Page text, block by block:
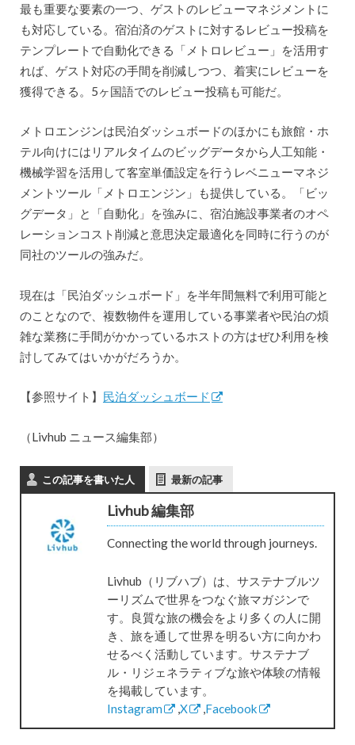
最も重要な要素の一つ、ゲストのレビューマネジメントに
も対応している。宿泊済のゲストに対するレビュー投稿を
テンプレートで自動化できる「メトロレビュー」を活用す
れば、ゲスト対応の手間を削減しつつ、着実にレビューを
獲得できる。5ヶ国語でのレビュー投稿も可能だ。
メトロエンジンは民泊ダッシュボードのほかにも旅館・ホ
テル向けにはリアルタイムのビッグデータから人工知能・
機械学習を活用して客室単価設定を行うレベニューマネジ
メントツール「メトロエンジン」も提供している。「ビッ
グデータ」と「自動化」を強みに、宿泊施設事業者のオペ
レーションコスト削減と意思決定最適化を同時に行うのが
同社のツールの強みだ。
現在は「民泊ダッシュボード」を半年間無料で利用可能と
のことなので、複数物件を運用している事業者や民泊の煩
雑な業務に手間がかかっているホストの方はぜひ利用を検
討してみてはいかがだろうか。
【参照サイト】 民泊ダッシュボード
（Livhub ニュース編集部）
この記事を書いた人 最新の記事
Livhub 編集部
Connecting the world through journeys.
Livhub（リブハブ）は、サステナブルツ
ーリズムで世界をつなぐ旅マガジンで
す。良質な旅の機会をより多くの人に開
き、旅を通して世界を明るい方に向かわ
せるべく活動しています。サステナブ
ル・リジェネラティブな旅や体験の情報
を掲載しています。
Instagram
,X ,Facebook